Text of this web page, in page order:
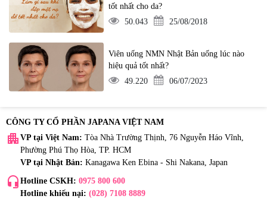
tốt nhất cho da?
50.043
25/08/2018
Viên uống NMN Nhật Bản uống lúc nào
hiệu quả tốt nhất?
49.220
06/07/2023
CÔNG TY CỔ PHẦN JAPANA VIỆT NAM
apartment VP tại Việt Nam: Tòa Nhà Trường Thịnh, 76 Nguyễn Háo Vĩnh,
Phường Phú Thọ Hòa, TP. HCM
VP tại Nhật Bản: Kanagawa Ken Ebina - Shi Nakana, Japan
headset_mic Hotline CSKH: 0975 800 600
Hotline khiếu nại: (028) 7108 8889